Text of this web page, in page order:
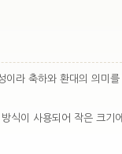
이라 축하와 환대의 의미를
식이 사용되어 작은 크기에